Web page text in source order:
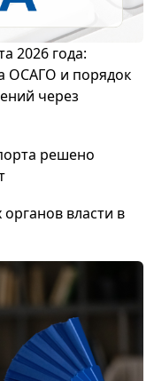
2026 года:
ОСАГО и порядок
через
решено
власти в